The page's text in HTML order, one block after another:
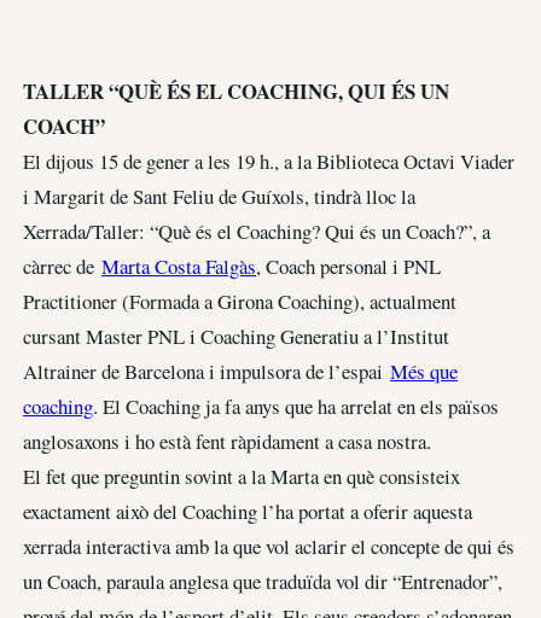
TALLER “QUÈ ÉS EL COACHING, QUI ÉS UN
COACH”
El dijous 15 de gener a les 19 h., a la Biblioteca Octavi Viader
i Margarit de Sant Feliu de Guíxols, tindrà lloc la
Xerrada/Taller: “Què és el Coaching? Qui és un Coach?”, a
càrrec de Marta Costa Falgàs, Coach personal i PNL
Practitioner (Formada a Girona Coaching), actualment
cursant Master PNL i Coaching Generatiu a l’Institut
Altrainer de Barcelona i impulsora de l’espai Més que
coaching. El Coaching ja fa anys que ha arrelat en els països
anglosaxons i ho està fent ràpidament a casa nostra.
El fet que preguntin sovint a la Marta en què consisteix
exactament això del Coaching l’ha portat a oferir aquesta
xerrada interactiva amb la que vol aclarir el concepte de qui és
un Coach, paraula anglesa que traduïda vol dir “Entrenador”,